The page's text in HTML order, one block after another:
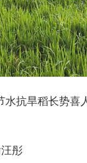
抗旱稻长势喜
彤